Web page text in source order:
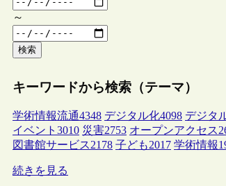
～
検索
キーワードから検索（テーマ）
学術情報流通4348 デジタル化4098 デジタ
イベント 3010 災害2753 オープンアクセス
図書館サービス2178 子ども2017 学術情報
続きを見る